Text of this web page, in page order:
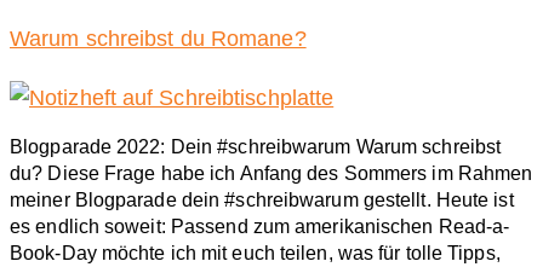
Warum schreibst du Romane?
Blogparade 2022: Dein #schreibwarum Warum schreibst
du? Diese Frage habe ich Anfang des Sommers im Rahmen
meiner Blogparade dein #schreibwarum gestellt. Heute ist
es endlich soweit: Passend zum amerikanischen Read-a-
Book-Day möchte ich mit euch teilen, was für tolle Tipps,